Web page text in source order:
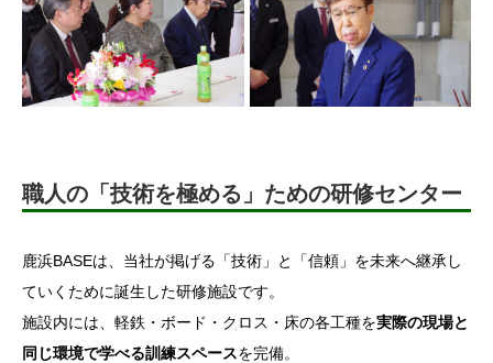
職人の「技術を極める」ための研修センター
鹿浜BASEは、当社が掲げる「技術」と「信頼」を未来へ継承し
ていくために誕生した研修施設です。
施設内には、軽鉄・ボード・クロス・床の各工種を実際の現場と
同じ環境で学べる訓練スペースを完備。